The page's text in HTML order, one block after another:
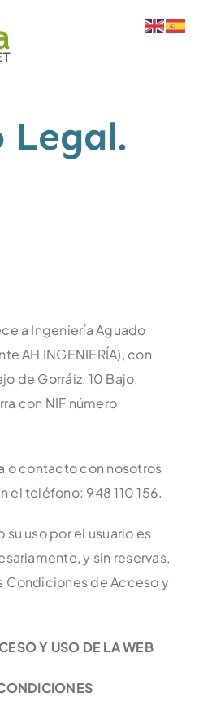
InicioLegal.
a Ingeniería Aguado
AH INGENIERÍA), con
de Gorráiz, 10 Bajo.
con NIF número
o contacto con nosotros
el teléfono: 948 110 156.
su uso por el usuario es
y sin reservas,
Condiciones de Acceso y
Y USO DE LA WEB